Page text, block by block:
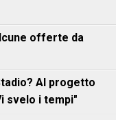
offerte da
Al progetto
svelo i tempi"